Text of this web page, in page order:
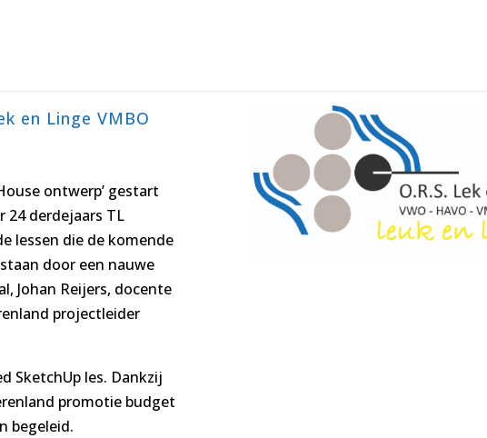
en Linge VMBO
ontwerp’ gestart
24 derdejaars TL
lessen die de komende
door een nauwe
Johan Reijers, docente
projectleider
SketchUp les. Dankzij
promotie budget
begeleid.